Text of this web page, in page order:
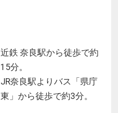
近鉄 奈良駅から徒歩で約
15分。
JR奈良駅よりバス「県庁
東」から徒歩で約3分。